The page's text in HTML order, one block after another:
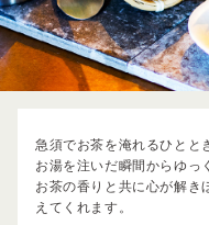
急須でお茶を淹れるひとと
お湯を注いだ瞬間からゆっ
お茶の香りと共に心が解き
えてくれます。